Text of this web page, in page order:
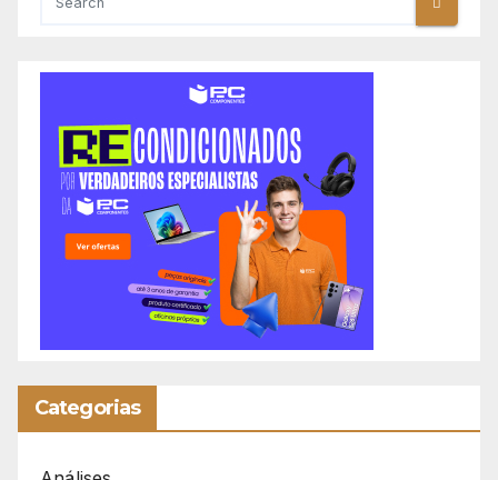
Categorias